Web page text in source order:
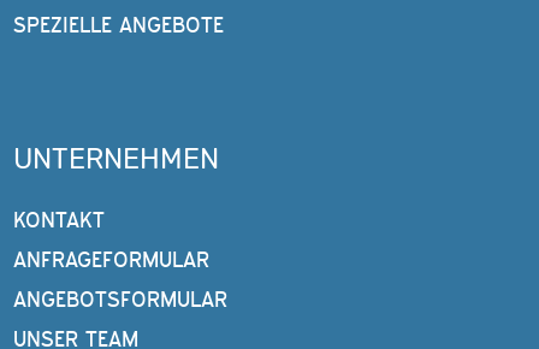
SPEZIELLE ANGEBOTE
UNTERNEHMEN
KONTAKT
ANFRAGEFORMULAR
ANGEBOTSFORMULAR
UNSER TEAM